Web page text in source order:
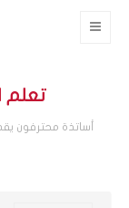
تعلم
أساتذة محترفون